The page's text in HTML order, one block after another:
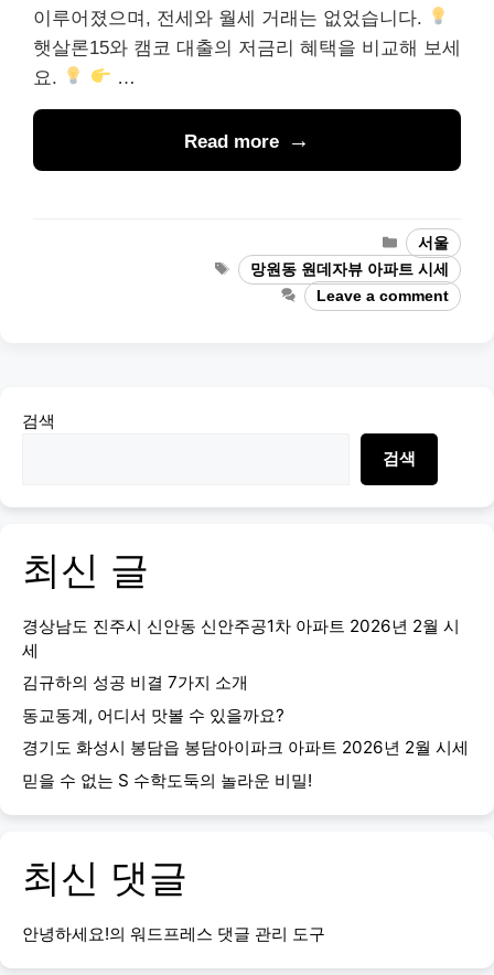
이루어졌으며, 전세와 월세 거래는 없었습니다.
햇살론15와 캠코 대출의 저금리 혜택을 비교해 보세
요.
…
Read more
Categories
서울
Tags망원동 원데자뷰 아파트 시세
Leave a comment
검색
검색
최신 글
경상남도 진주시 신안동 신안주공1차 아파트 2026년 2월 시
세
김규하의 성공 비결 7가지 소개
동교동계, 어디서 맛볼 수 있을까요?
경기도 화성시 봉담읍 봉담아이파크 아파트 2026년 2월 시세
믿을 수 없는 S 수학도둑의 놀라운 비밀!
최신 댓글
안녕하세요!의 워드프레스 댓글 관리 도구